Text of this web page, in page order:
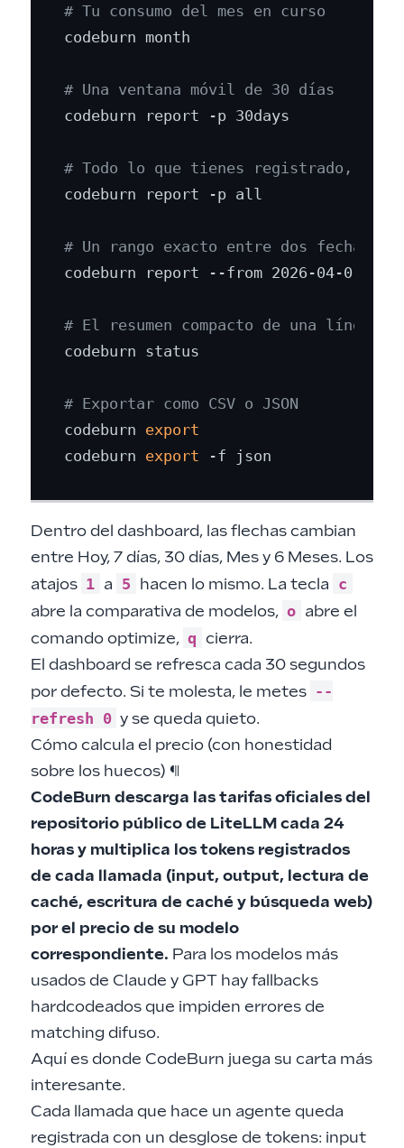
# Tu consumo del mes en curso
codeburn month
# Una ventana móvil de 30 días
codeburn report -p 30days
# Todo lo que tienes registrado, sin
codeburn report -p all
# Un rango exacto entre dos fechas
codeburn report --from 2026-04-01 --
# El resumen compacto de una línea
codeburn status
# Exportar como CSV o JSON
codeburn export
codeburn export
Dentro del dashboard, las flechas cambian
entre Hoy, 7 días, 30 días, Mes y 6 Meses. Los
atajos 1 a 5 hacen lo mismo. La tecla c
abre la comparativa de modelos, o abre el
comando optimize, q cierra.
El dashboard se refresca cada 30 segundos
por defecto. Si te molesta, le metes --
refresh 0 y se queda quieto.
Cómo calcula el precio (con honestidad
sobre los huecos) ¶
CodeBurn descarga las tarifas oficiales del
repositorio público de LiteLLMcada 24
horas y multiplica los tokens registrados
de cada llamada (input, output, lectura de
caché, escritura de caché y búsqueda web)
por el precio de su modelo
correspondiente. Para los modelos más
usados de Claude y GPT hay fallbacks
hardcodeados que impiden errores de
matching difuso.
Aquí es donde CodeBurn juega su carta más
interesante.
Cada llamada que hace un agente queda
registrada con un desglose de tokens: input